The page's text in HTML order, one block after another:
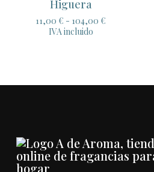
Higuera
11,00 € - 104,00 €
104,00 €
IVA incluido